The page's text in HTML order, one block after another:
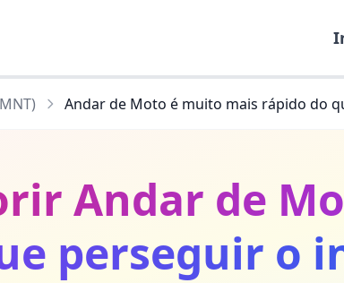
Andar de Moto é muito mais rápido do
Andar de
perseguir o